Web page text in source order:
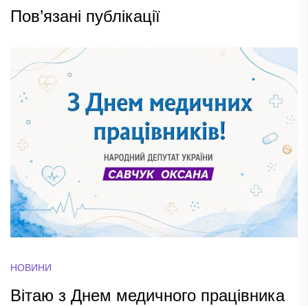
Пов’язані публікації
НОВИНИ
Вітаю з Днем медичного працівника